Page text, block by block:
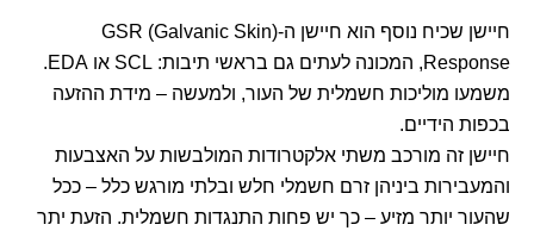
חיישן שכיח נוסף הוא חיישן ה-(GSR (Galvanic Skin
Response, המכונה לעתים גם בראשי תיבות: SCL או EDA.
משמעו מוליכות חשמלית של העור, ולמעשה – מידת ההזעה
בכפות הידיים.
חיישן זה מורכב משתי אלקטרודות המולבשות על האצבעות
והמעבירות ביניהן זרם חשמלי חלש ובלתי מורגש כלל – ככל
שהעור יותר מזיע – כך יש פחות התנגדות חשמלית. הזעת יתר